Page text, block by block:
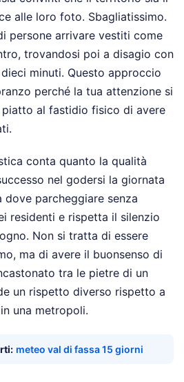
alle loro foto. Sbagliatissimo.
persone arrivare vestiti come
trovandosi poi a disagio con
minuti. Questo approccio
perché la tua attenzione si
al fastidio fisico di avere
conta quanto la qualità
nel godersi la giornata
parcheggiare senza
residenti e rispetta il silenzio
Non si tratta di essere
ma di avere il buonsenso di
tra le pietre di un
un rispetto diverso rispetto a
una metropoli.
meteo val di fassa 15 giorni